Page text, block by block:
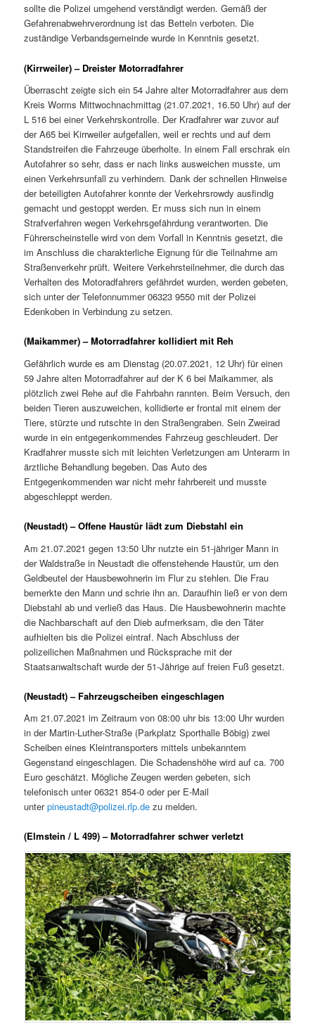
sollte die Polizei umgehend verständigt werden. Gemäß der
Gefahrenabwehrverordnung ist das Betteln verboten. Die
zuständige Verbandsgemeinde wurde in Kenntnis gesetzt.
(Kirrweiler) – Dreister Motorradfahrer
Überrascht zeigte sich ein 54 Jahre alter Motorradfahrer aus dem
Kreis Worms Mittwochnachmittag (21.07.2021, 16.50 Uhr) auf der
L 516 bei einer Verkehrskontrolle. Der Kradfahrer war zuvor auf
der A65 bei Kirrweiler aufgefallen, weil er rechts und auf dem
Standstreifen die Fahrzeuge überholte. In einem Fall erschrak ein
Autofahrer so sehr, dass er nach links ausweichen musste, um
einen Verkehrsunfall zu verhindern. Dank der schnellen Hinweise
der beteiligten Autofahrer konnte der Verkehrsrowdy ausfindig
gemacht und gestoppt werden. Er muss sich nun in einem
Strafverfahren wegen Verkehrsgefährdung verantworten. Die
Führerscheinstelle wird von dem Vorfall in Kenntnis gesetzt, die
im Anschluss die charakterliche Eignung für die Teilnahme am
Straßenverkehr prüft. Weitere Verkehrsteilnehmer, die durch das
Verhalten des Motoradfahrers gefährdet wurden, werden gebeten,
sich unter der Telefonnummer 06323 9550 mit der Polizei
Edenkoben in Verbindung zu setzen.
(Maikammer) – Motorradfahrer kollidiert mit Reh
Gefährlich wurde es am Dienstag (20.07.2021, 12 Uhr) für einen
59 Jahre alten Motorradfahrer auf der K 6 bei Maikammer, als
plötzlich zwei Rehe auf die Fahrbahn rannten. Beim Versuch, den
beiden Tieren auszuweichen, kollidierte er frontal mit einem der
Tiere, stürzte und rutschte in den Straßengraben. Sein Zweirad
wurde in ein entgegenkommendes Fahrzeug geschleudert. Der
Kradfahrer musste sich mit leichten Verletzungen am Unterarm in
ärztliche Behandlung begeben. Das Auto des
Entgegenkommenden war nicht mehr fahrbereit und musste
abgeschleppt werden.
(Neustadt) – Offene Haustür lädt zum Diebstahl ein
Am 21.07.2021 gegen 13:50 Uhr nutzte ein 51-jähriger Mann in
der Waldstraße in Neustadt die offenstehende Haustür, um den
Geldbeutel der Hausbewohnerin im Flur zu stehlen. Die Frau
bemerkte den Mann und schrie ihn an. Daraufhin ließ er von dem
Diebstahl ab und verließ das Haus. Die Hausbewohnerin machte
die Nachbarschaft auf den Dieb aufmerksam, die den Täter
aufhielten bis die Polizei eintraf. Nach Abschluss der
polizeilichen Maßnahmen und Rücksprache mit der
Staatsanwaltschaft wurde der 51-Jährige auf freien Fuß gesetzt.
(Neustadt) – Fahrzeugscheiben eingeschlagen
Am 21.07.2021 im Zeitraum von 08:00 uhr bis 13:00 Uhr wurden
in der Martin-Luther-Straße (Parkplatz Sporthalle Böbig) zwei
Scheiben eines Kleintransporters mittels unbekanntem
Gegenstand eingeschlagen. Die Schadenshöhe wird auf ca. 700
Euro geschätzt. Mögliche Zeugen werden gebeten, sich
telefonisch unter 06321 854-0 oder per E-Mail
unterpineustadt@polizei.rlp.de zu melden.
(Elmstein / L 499) – Motorradfahrer schwer verletzt